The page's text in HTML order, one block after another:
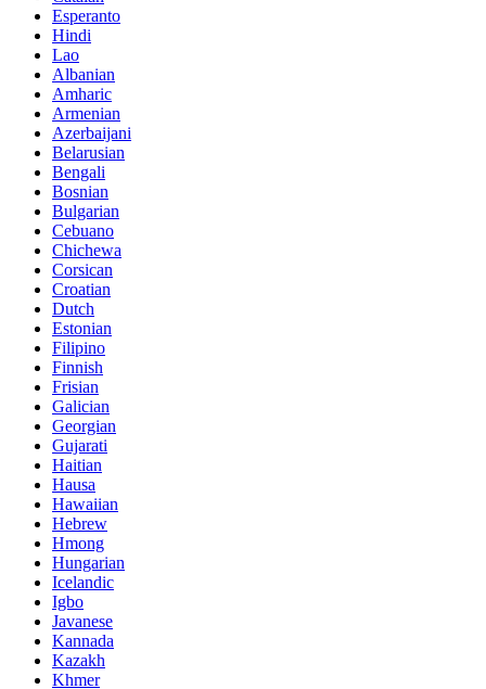
Esperanto
Hindi
Lao
Albanian
Amharic
Armenian
Azerbaijani
Belarusian
Bengali
Bosnian
Bulgarian
Cebuano
Chichewa
Corsican
Croatian
Dutch
Estonian
Filipino
Finnish
Frisian
Galician
Georgian
Gujarati
Haitian
Hausa
Hawaiian
Hebrew
Hmong
Hungarian
Icelandic
Igbo
Javanese
Kannada
Kazakh
Khmer